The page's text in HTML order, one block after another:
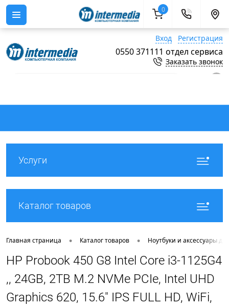
Вход Регистрация
0550 371111 отдел сервиса
Заказать звонок
Услуги
Каталог товаров
Главная страница • Каталог товаров • Ноутбуки и аксессуары
HP Probook 450 G8 Intel Core i3-1125G4
,, 24GB, 2TB M.2 NVMe PCIe, Intel UHD
Graphics 620, 15.6" IPS FULL HD, WiFi,
0